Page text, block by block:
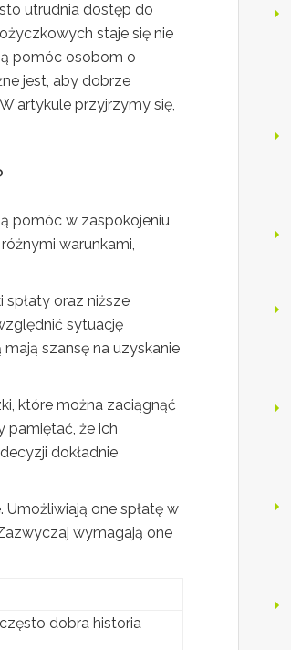
utrudnia dostęp do
staje się nie
pomóc osobom o
jest, aby dobrze
artykule przyjrzymy się,
pomóc w zaspokojeniu
warunkami,
oraz niższe
sytuację
szansę na uzyskanie
które można zaciągnąć
pamiętać, że ich
dokładnie
Umożliwiają one spłatę w
wymagają one
dobra historia